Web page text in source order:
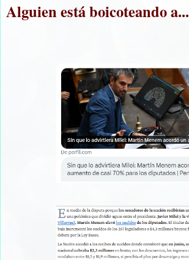
Alguien está boicoteando a...